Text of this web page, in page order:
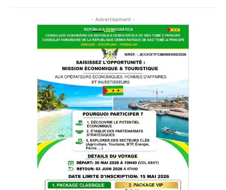
- Advertisement -